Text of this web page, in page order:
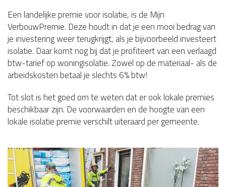
Een landelijke premie voor isolatie, is de Mijn
VerbouwPremie. Deze houdt in dat je een mooi bedrag van
je investering weer terugkrijgt, als je bijvoorbeeld investeert
isolatie. Daar komt nog bij dat je profiteert van een verlaagd
btw-tarief op woningisolatie. Zowel op de materiaal- als de
arbeidskosten betaal je slechts 6% btw!
Tot slot is het goed om te weten dat er ook lokale premies
beschikbaar zijn. De voorwaarden en de hoogte van een
lokale isolatie premie verschilt uiteraard per gemeente.